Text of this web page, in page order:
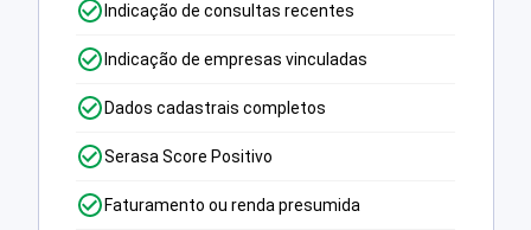
Indicação de consultas recentes
Indicação de empresas vinculadas
Dados cadastrais completos
Serasa Score Positivo
Faturamento ou renda presumida